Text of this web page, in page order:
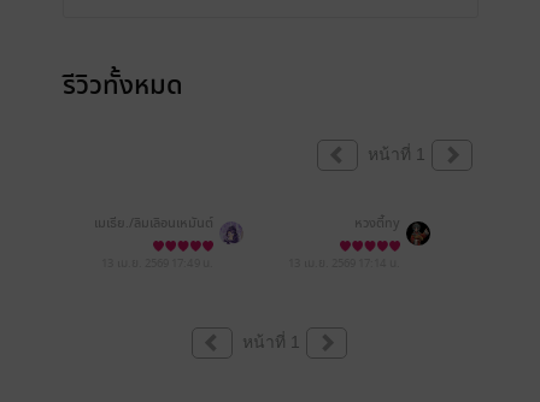
รีวิวทั้งหมด
หน้าที่ 1
เมเธีย./ลืมเลือน​เหมันต์​ หวงตี้ny
หน้าที่ 1